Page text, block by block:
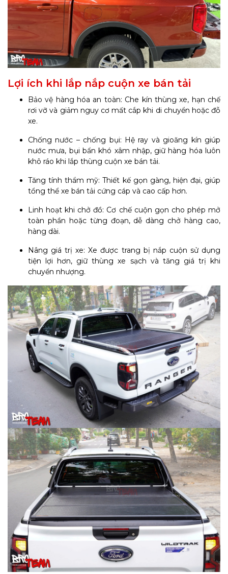
Lợi ích khi lắp nắp cuộn xe bán tải
Bảo vệ hàng hóa an toàn: Che kín thùng xe, hạn chế
rơi vỡ và giảm nguy cơ mất cắp khi di chuyển hoặc đỗ
xe.
Chống nước – chống bụi: Hệ ray và gioăng kín giúp
nước mưa, bụi bẩn khó xâm nhập, giữ hàng hóa luôn
khô ráo khi lắp thùng cuộn xe bán tải.
Tăng tính thẩm mỹ: Thiết kế gọn gàng, hiện đại, giúp
tổng thể xe bán tải cứng cáp và cao cấp hơn.
Linh hoạt khi chở đồ: Cơ chế cuộn gọn cho phép mở
toàn phần hoặc từng đoạn, dễ dàng chở hàng cao,
hàng dài.
Nâng giá trị xe: Xe được trang bị nắp cuộn sử dụng
tiện lợi hơn, giữ thùng xe sạch và tăng giá trị khi
chuyển nhượng.